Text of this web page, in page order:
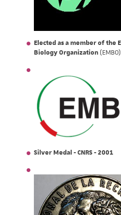
Elected as a member of the
Biology Organization
Silver Medal - CNRS - 2001